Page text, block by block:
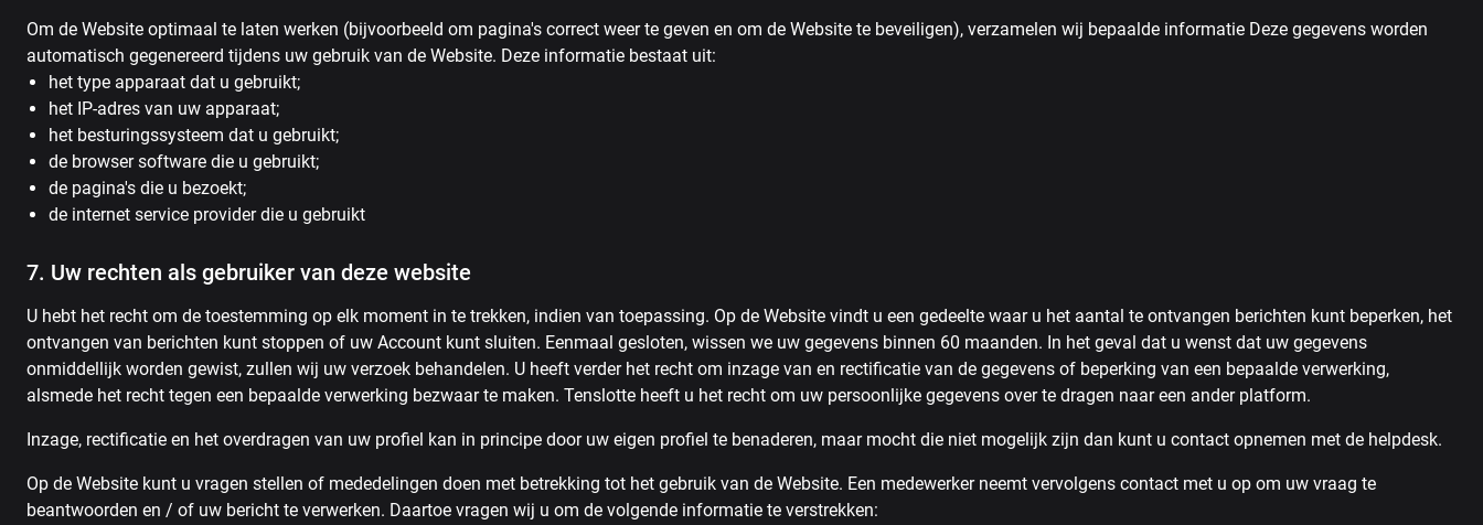
Om de Website optimaal te laten werken (bijvoorbeeld om pagina's correct weer te geven en om de Website te beveiligen), verzamelen wij bepaalde informatie Deze gegevens worden
automatisch gegenereerd tijdens uw gebruik van de Website. Deze informatie bestaat uit:
het type apparaat dat u gebruikt;
het IP-adres van uw apparaat;
het besturingssysteem dat u gebruikt;
de browser software die u gebruikt;
de pagina's die u bezoekt;
de internet service provider die u gebruikt
7. Uw rechten als gebruiker van deze website
U hebt het recht om de toestemming op elk moment in te trekken, indien van toepassing. Op de Website vindt u een gedeelte waar u het aantal te ontvangen berichten kunt beperken, het
ontvangen van berichten kunt stoppen of uw Account kunt sluiten. Eenmaal gesloten, wissen we uw gegevens binnen 60 maanden. In het geval dat u wenst dat uw gegevens
onmiddellijk worden gewist, zullen wij uw verzoek behandelen. U heeft verder het recht om inzage van en rectificatie van de gegevens of beperking van een bepaalde verwerking,
alsmede het recht tegen een bepaalde verwerking bezwaar te maken. Tenslotte heeft u het recht om uw persoonlijke gegevens over te dragen naar een ander platform.
Inzage, rectificatie en het overdragen van uw profiel kan in principe door uw eigen profiel te benaderen, maar mocht die niet mogelijk zijn dan kunt u contact opnemen met de helpdesk.
Op de Website kunt u vragen stellen of mededelingen doen met betrekking tot het gebruik van de Website. Een medewerker neemt vervolgens contact met u op om uw vraag te
beantwoorden en / of uw bericht te verwerken. Daartoe vragen wij u om de volgende informatie te verstrekken: